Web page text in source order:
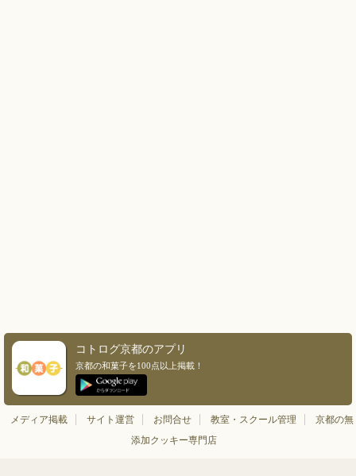
コトログ京都のアプリ
京都の和菓子を100点以上掲載！
メディア掲載 サイト運営 お問合せ 教室・スクール管理
京都の無
添加クッキー専門店